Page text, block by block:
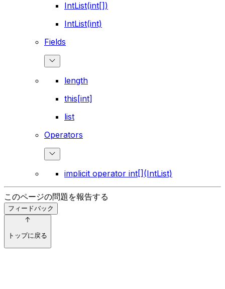
IntList(int[])
IntList(int)
Fields
length
this[int]
list
Operators
implicit operator int[](IntList)
このページの問題を報告する
フィードバック
トップに戻る